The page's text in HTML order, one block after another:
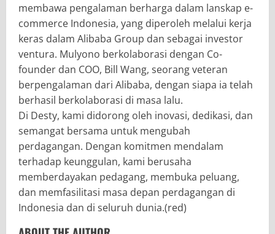
membawa pengalaman berharga dalam lanskap e-
commerce Indonesia, yang diperoleh melalui kerja
keras dalam Alibaba Group dan sebagai investor
ventura. Mulyono berkolaborasi dengan Co-
founder dan COO, Bill Wang, seorang veteran
berpengalaman dari Alibaba, dengan siapa ia telah
berhasil berkolaborasi di masa lalu.
Di Desty, kami didorong oleh inovasi, dedikasi, dan
semangat bersama untuk mengubah
perdagangan. Dengan komitmen mendalam
terhadap keunggulan, kami berusaha
memberdayakan pedagang, membuka peluang,
dan memfasilitasi masa depan perdagangan di
Indonesia dan di seluruh dunia.(red)